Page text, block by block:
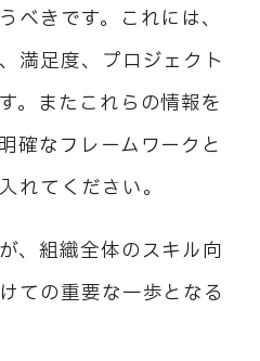
べきです。これには、
満足度、プロジェクト
。またこれらの情報を
確なフレームワークと
れてください。
、組織全体のスキル向
ての重要な一歩となる